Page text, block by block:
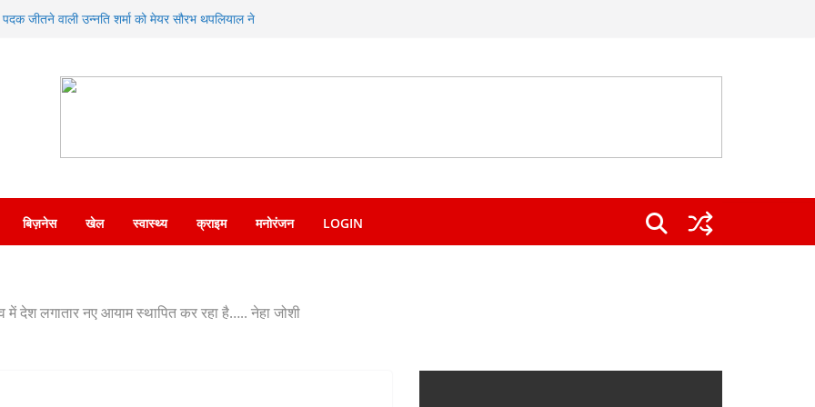
यात्रा कार्यक्रम में किया प्रतिभाग
तस्करों की हर कड़ी को तोड़ती दून पुलिस
लाखों के आभूषण लेकर फरार हुए चोर
उमेश कुमार ने किया भंडारे का शुभारंभ
बिज़नेस खेल स्वास्थ्य क्राइम मनोरंजन LOGIN
में देश लगातार नए आयाम स्थापित कर रहा है….. नेहा जोशी